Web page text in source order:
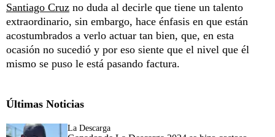
Santiago Cruz no duda al decirle que tiene un talento
extraordinario, sin embargo, hace énfasis en que están
acostumbrados a verlo actuar tan bien, que, en esta
ocasión no sucedió y por eso siente que el nivel que él
mismo se puso le está pasando factura.
Últimas Noticias
La Descarga